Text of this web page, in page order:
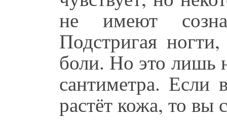
не имеют
Подстригая
боли. Но это лишь
сантиметра. Если
растёт кожа, то вы